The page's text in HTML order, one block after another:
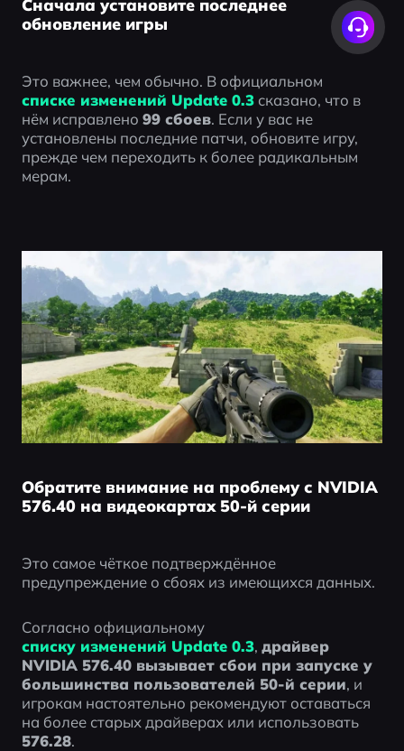
Сначала установите последнее
обновление игры
Это важнее, чем обычно. В официальном
списке изменений Update 0.3 сказано, что в
нём исправлено 99 сбоев. Если у вас не
установлены последние патчи, обновите игру,
прежде чем переходить к более радикальным
мерам.
Обратите внимание на проблему с NVIDIA
576.40 на видеокартах 50-й серии
Это самое чёткое подтверждённое
предупреждение о сбоях из имеющихся данных.
Согласно официальному
списку изменений Update 0.3, драйвер
NVIDIA 576.40 вызывает сбои при запуске у
большинства пользователей 50-й серии, и
игрокам настоятельно рекомендуют оставаться
на более старых драйверах или использовать
576.28.